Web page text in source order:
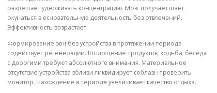
разрешает удерживать концентрацию. Мозг получает шанс
окунаться в основательную деятельность без отвлечений.
Эффективность возрастает.
Формирование зон без устройства в протяжении периода
содействует регенерации. Поглощение продуктов, ходьба, беседа
с дорогими требуют абсолютного внимания. Материальное
отсутствие устройства вблизи ликвидирует соблазн проверить
монитор. Нахождение в периоде увеличивает качество отдыха.